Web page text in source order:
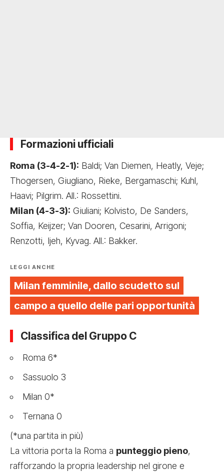
Formazioni ufficiali
Roma (3-4-2-1): Baldi; Van Diemen, Heatly, Veje;
Thogersen, Giugliano, Rieke, Bergamaschi; Kuhl,
Haavi; Pilgrim. All.: Rossettini.
Milan (4-3-3): Giuliani; Kolvisto, De Sanders,
Soffia, Keijzer; Van Dooren, Cesarini, Arrigoni;
Renzotti, Ijeh, Kyvag. All.: Bakker.
LEGGI ANCHE
Milan femminile, dallo scudetto sul
campo a quello delle pari opportunità
Classifica del Gruppo C
Roma 6*
Sassuolo 3
Milan 0*
Ternana 0
(*una partita in più)
La vittoria porta la Roma a punteggio pieno,
rafforzando la propria leadership nel girone e